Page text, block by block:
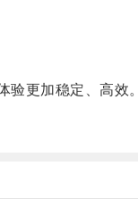
更加稳定、高效。